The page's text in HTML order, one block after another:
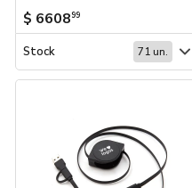
$ 660899
Stock 71 un.